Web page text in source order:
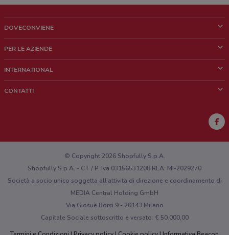
DOVECONVIENE
Chi siamo
Lavora con noi
PER LE AZIENDE
Richieste commerciali e marketing
INTERNATIONAL
CONTATTI
Hai un malfunzionamento sul web o sull'app?
© Copyright 2026 Shopfully S.p.A.
Shopfully S.p.A. - C.F / P. Iva 03156531208 REA: MI-2029270
Società a socio unico soggetta all’attività di direzione e coordinamento di
MEDIA Central Holding GmbH
Via Giosuè Borsi 9 - 20143 Milano
Capitale Sociale sottoscritto e versato: € 50.000,00